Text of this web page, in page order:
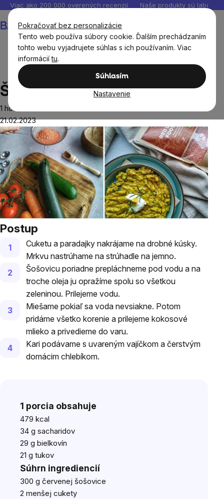
Pokračovať bez personalizácie
Tento web používa súbory cookie. Ďalším prechádzaním
tohto webu vyjadrujete súhlas s ich používaním. Viac
informáciítu.
Súhlasím
Nastavenie
Prejsť
obsah
Viac ako 200 000 overených recenzií Naše produkty sú
košík
Vegetariánske recepty
Šošovicové kari
1 hodina
21.02.2023
Postup
Cuketu a paradajky nakrájame na drobné kúsky.
Mrkvu nastrúhame na strúhadle na jemno.
Šošovicu poriadne prepláchneme pod vodu a na
troche oleja ju opražíme spolu so všetkou
zeleninou. Prilejeme vodu.
Miešame pokiaľ sa voda nevsiakne. Potom
pridáme všetko korenie a prilejeme kokosové
mlieko a privedieme do varu.
Kari podávame s uvareným vajíčkom a čerstvým
domácim chlebíkom.
1 porcia obsahuje
479 kcal
34 g sacharidov
29 g bielkovín
21 g tukov
Súhrn ingrediencií
300 g červenej šošovice
2 menšej cukety